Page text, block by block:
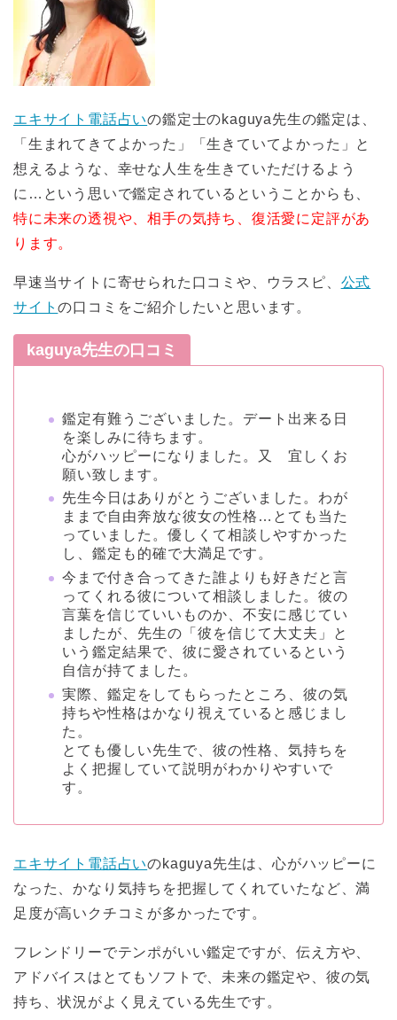
エキサイト電話占いの鑑定士のkaguya先生の鑑定は、
「生まれてきてよかった」「生きていてよかった」と
想えるような、幸せな人生を生きていただけるよう
に…という思いで鑑定されているということからも、
特に未来の透視や、相手の気持ち、復活愛に定評があ
ります。
早速当サイトに寄せられた口コミや、ウラスピ、 公式
サイトの口コミをご紹介したいと思います。
kaguya先生の口コミ
鑑定有難うございました。デート出来る日
を楽しみに待ちます。
心がハッピーになりました。又 宜しくお
願い致します。
先生今日はありがとうございました。わが
ままで自由奔放な彼女の性格…とても当た
っていました。優しくて相談しやすかった
し、鑑定も的確で大満足です。
今まで付き合ってきた誰よりも好きだと言
ってくれる彼について相談しました。彼の
言葉を信じていいものか、不安に感じてい
ましたが、先生の「彼を信じて大丈夫」と
いう鑑定結果で、彼に愛されているという
自信が持てました。
実際、鑑定をしてもらったところ、彼の気
持ちや性格はかなり視えていると感じまし
た。
とても優しい先生で、彼の性格、気持ちを
よく把握していて説明がわかりやすいで
す。
エキサイト電話占いのkaguya先生は、心がハッピーに
なった、かなり気持ちを把握してくれていたなど、満
足度が高いクチコミが多かったです。
フレンドリーでテンポがいい鑑定ですが、伝え方や、
アドバイスはとてもソフトで、未来の鑑定や、彼の気
持ち、状況がよく見えている先生です。